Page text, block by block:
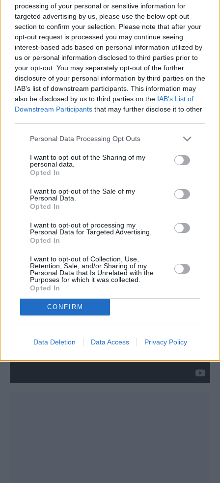
processing of your personal or sensitive information for
targeted advertising by us, please use the below opt-out
section to confirm your selection. Please note that after your
opt-out request is processed you may continue seeing
interest-based ads based on personal information utilized by
us or personal information disclosed to third parties prior to
your opt-out. You may separately opt-out of the further
disclosure of your personal information by third parties on the
IAB’s list of downstream participants. This information may
also be disclosed by us to third parties on the IAB’s List of
Downstream Participants that may further disclose it to other
Personal Data Processing Opt Outs
I want to opt-out of the Sharing of my
personal data.
Opted In
I want to opt-out of the Sale of my
Personal Data.
Opted In
I want to opt-out of processing my
Personal Data for Targeted Advertising.
Opted In
I want to opt-out of Collection, Use,
Retention, Sale, and/or Sharing of my
Personal Data that Is Unrelated with the
Purposes for which it was collected.
Opted In
CONFIRM
Data Deletion Data Access Privacy Policy